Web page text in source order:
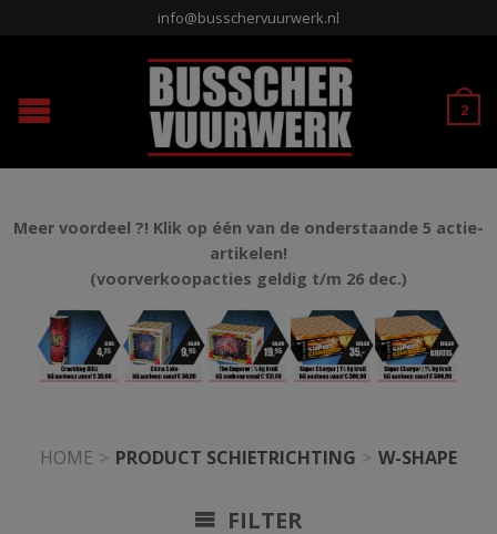
info@busschervuurwerk.nl
2
Meer voordeel ?! Klik op één van de onderstaande 5 actie-
artikelen!
(voorverkoopacties geldig t/m 26 dec.)
HOME > PRODUCT SCHIETRICHTING > W-SHAPE
FILTER